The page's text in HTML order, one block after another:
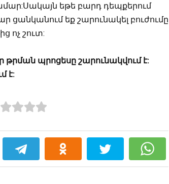
եթե բարդ դեպքերում
եք շարունակել բուժումը
ոչ շուտ:
թրման պրոցեսը շարունակվում է:
է: